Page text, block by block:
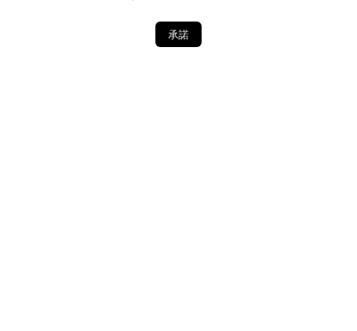
承諾
0120-798-288 (フリーダイヤル)
9:00am - 6:00pm | (日本語のみ)